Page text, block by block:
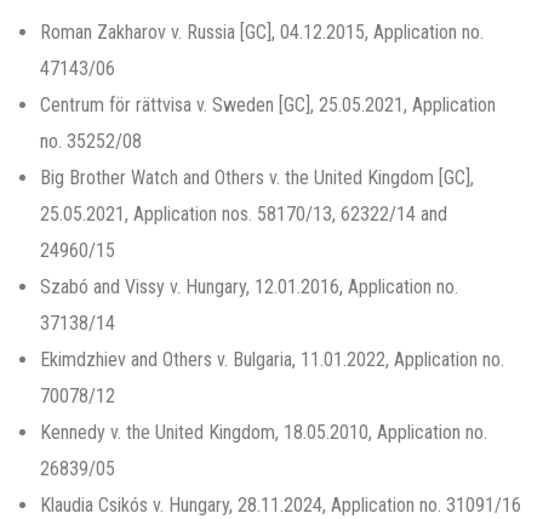
Roman Zakharov v. Russia [GC], 04.12.2015, Application no.
47143/06
Centrum för rättvisa v. Sweden [GC], 25.05.2021, Application
no. 35252/08
Big Brother Watch and Others v. the United Kingdom [GC],
25.05.2021, Application nos. 58170/13, 62322/14 and
24960/15
Szabó and Vissy v. Hungary, 12.01.2016, Application no.
37138/14
Ekimdzhiev and Others v. Bulgaria, 11.01.2022, Application no.
70078/12
Kennedy v. the United Kingdom, 18.05.2010, Application no.
26839/05
Klaudia Csikós v. Hungary, 28.11.2024, Application no. 31091/16